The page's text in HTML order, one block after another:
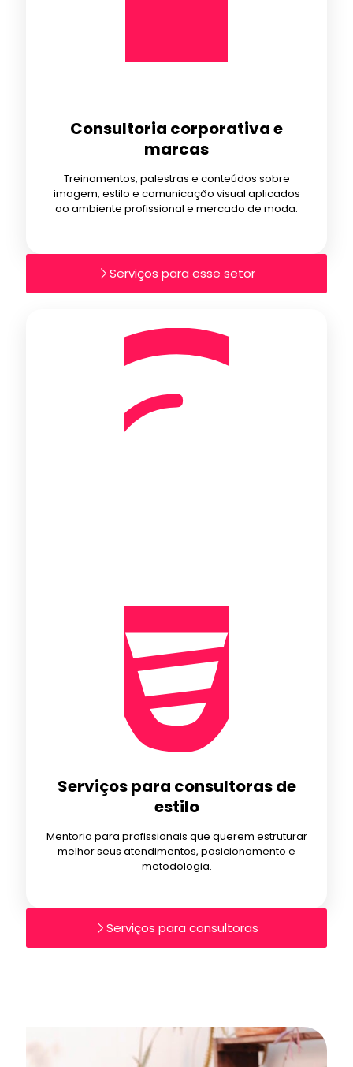
Consultoria corporativa e
marcas
Treinamentos, palestras e conteúdos sobre
imagem, estilo e comunicação visual aplicados
ao ambiente profissional e mercado de moda.
Serviços para esse setor
Serviços para consultoras de
estilo
Mentoria para profissionais que querem estruturar
melhor seus atendimentos, posicionamento e
metodologia.
Serviços para consultoras